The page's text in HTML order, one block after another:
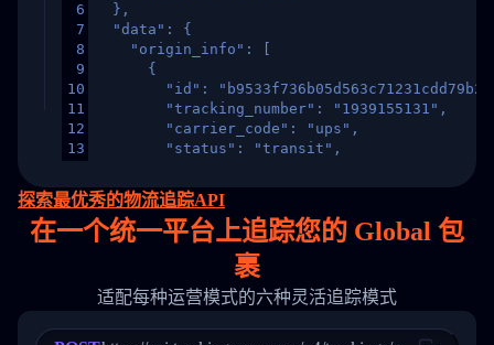
6
7
8
9
10
11
12
13
15
16
17
22
  },
  "data": {
    "origin_info": [
      {
"id":
        "tracking_number": "1939155131",
        "carrier_code": "ups",
        "status": "transit",
"destination_country": "United
        "itemTimeLength": 2,
        "weblink": "",
        "phone": null,
        "trackinfo": [
          {
            "Date": "2017-03-08 04: 22: 00",
"StatusDescription": "Departed
探索最优秀的物流追踪API
在一个统一平台上追踪您的 Global 包
裹
适配每种运营模式的六种灵活追踪模式